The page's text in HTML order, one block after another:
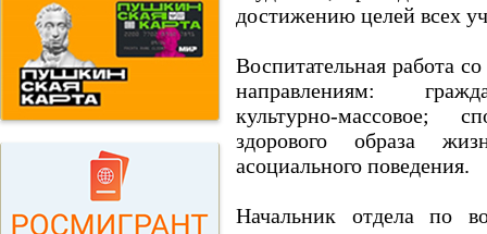
достижению целей всех
Воспитательная работа
направлениям:
культурно-массовое;
здорового образа
асоциального поведения.
Начальник отдела по